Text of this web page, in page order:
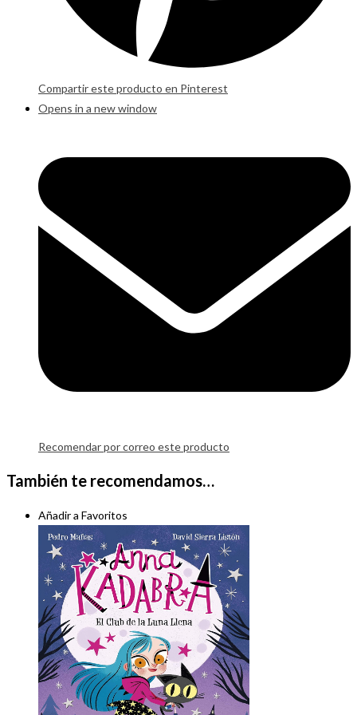
Compartir este producto en Pinterest
Opens in a new window
Recomendar por correo este producto
También te recomendamos…
Añadir a Favoritos